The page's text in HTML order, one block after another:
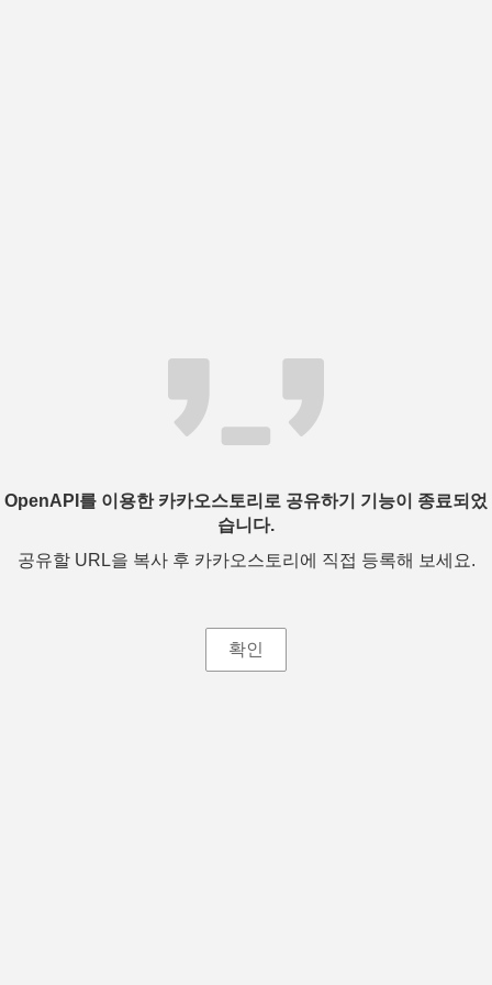
OpenAPI를 이용한 카카오스토리로 공유하기 기능이 종료되었
습니다.
공유할 URL을 복사 후 카카오스토리에 직접 등록해 보세요.
확인